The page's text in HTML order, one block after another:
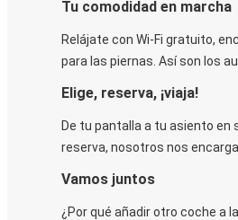
Tu comodidad en marcha
Relájate con Wi-Fi gratuito,
para las piernas. Así son los
Elige, reserva, ¡viaja!
De tu pantalla a tu asiento en
reserva, nosotros nos
Vamos juntos
¿Por qué añadir otro coche a